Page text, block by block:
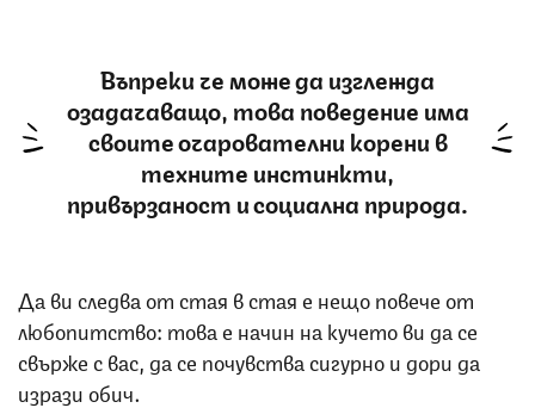
Въпреки че може да изглежда
озадачаващо, това поведение има
своите очарователни корени в
техните инстинкти,
привързаност и социална природа.
Да ви следва от стая в стая е нещо повече от
любопитство: това е начин на кучето ви да се
свърже с вас, да се почувства сигурно и дори да
изрази обич.